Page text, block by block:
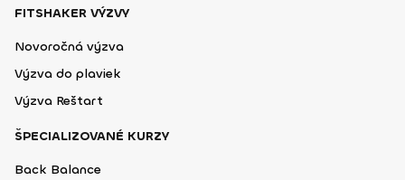
FITSHAKER VÝZVY
Novoročná výzva
Výzva do plaviek
Výzva Reštart
ŠPECIALIZOVANÉ KURZY
Back Balance